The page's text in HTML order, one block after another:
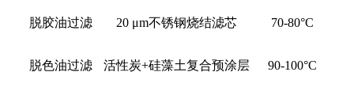
脱胶油过滤 20 μm不锈钢烧结滤芯 70-80°C
脱色油过滤 活性炭+硅藻土复合预涂层 90-100°C